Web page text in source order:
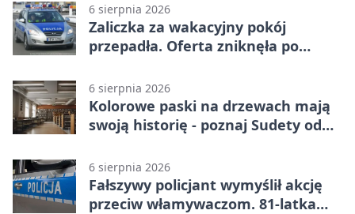
6 sierpnia 2026
Zaliczka za wakacyjny pokój
przepadła. Oferta zniknęła po
6 sierpnia 2026
Kolorowe paski na drzewach mają
swoją historię - poznaj Sudety od
6 sierpnia 2026
Fałszywy policjant wymyślił akcję
przeciw włamywaczom. 81-latka